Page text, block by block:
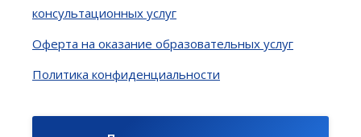
консультационных услуг
Оферта на оказание образовательных услуг
Политика конфиденциальности